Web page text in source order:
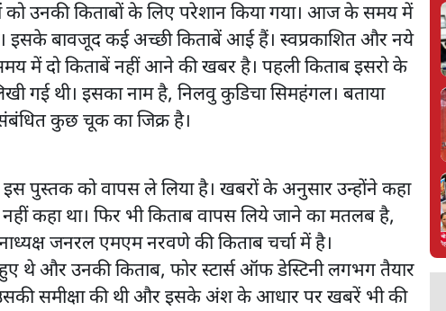
को उनकी किताबों के लिए परेशान किया गया। आज के समय में
इसके बावजूद कई अच्छी किताबें आई हैं। स्वप्रकाशित और नये
में दो किताबें नहीं आने की खबर है। पहली किताब इसरो के
गई थी। इसका नाम है, निलवु कुडिचा सिमहंगल। बताया
संबंधित कुछ चूक का जिक्र है।
को वापस ले लिया है। खबरों के अनुसार उन्होंने कहा
कहा था। फिर भी किताब वापस लिये जाने का मतलब है,
जनरल एमएम नरवणे की किताब चर्चा में है।
थे और उनकी किताब, फोर स्टार्स ऑफ डेस्टिनी लगभग तैयार
समीक्षा की थी और इसके अंश के आधार पर खबरें भी की